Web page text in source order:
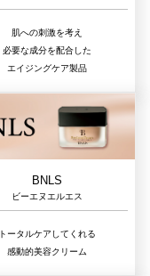
肌への刺激を考え
必要な成分を配合した
エイジングケア製品
BNLS
ビーエヌエルエス
トータルケアしてくれる
感動的美容クリーム